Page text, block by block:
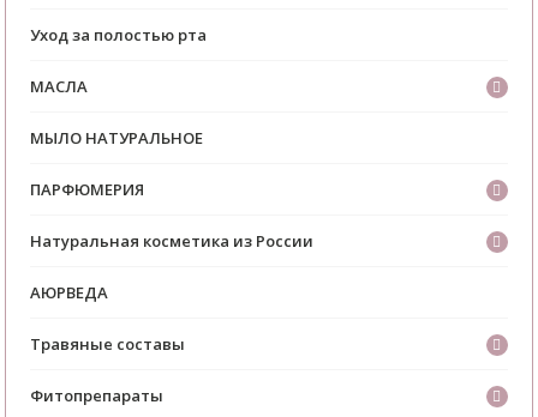
Уход за полостью рта
МАСЛА
МЫЛО НАТУРАЛЬНОЕ
ПАРФЮМЕРИЯ
Натуральная косметика из России
АЮРВЕДА
Травяные составы
Фитопрепараты